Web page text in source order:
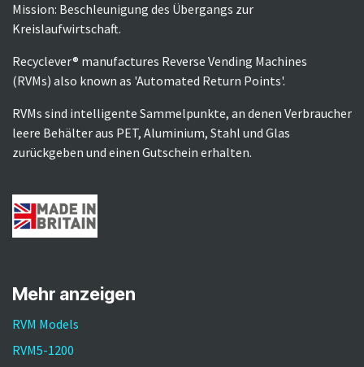
Mission: Beschleunigung des Übergangs zur
Kreislaufwirtschaft.
Recyclever® manufactures Reverse Vending Machines
(RVMs) also known as 'Automated Return Points'.
RVMs sind intelligente Sammelpunkte, an denen Verbraucher
leere Behälter aus PET, Aluminium, Stahl und Glas
zurückgeben und einen Gutschein erhalten.​
Mehr anzeigen
RVM Models
RVM5-1200